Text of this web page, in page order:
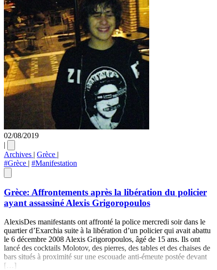
02/08/2019
|
Archives | Grèce |
#Grèce | #Manifestation
Grèce: Affrontements après la libération du policier
ayant assassiné Alexis Grigoropoulos
AlexisDes manifestants ont affronté la police mercredi soir dans le
quartier d’Exarchia suite à la libération d’un policier qui avait abattu
le 6 décembre 2008 Alexis Grigoropoulos, âgé de 15 ans. Ils ont
lancé des cocktails Molotov, des pierres, des tables et des chaises de
bars situés à proximité sur une escouade anti-émeute postée devant
[…]